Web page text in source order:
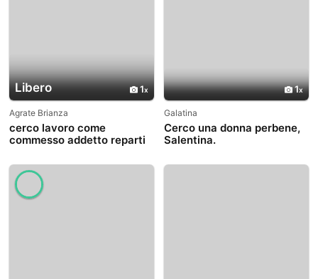
Libero 1
Agrate Brianza
cerco lavoro come
commesso addetto reparti
1
Galatina
Cerco una donna perbene,
Salentina.